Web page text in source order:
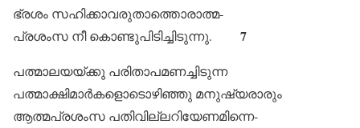
ഭ്രശം സഹിക്കാവരുതാത്തൊരാത്മ-
പ്രശംസ നീ കൊണ്ടുപിടിച്ചിടുന്നു.
7
പത്മാലയയ്ക്കു പരിതാപമണച്ചിടുന്ന
പത്മാക്ഷിമാർകളൊടൊഴിഞ്ഞു മനുഷ്യരാരും
ആത്മപ്രശംസ പതിവില്ലറിയേണമിന്നെ-